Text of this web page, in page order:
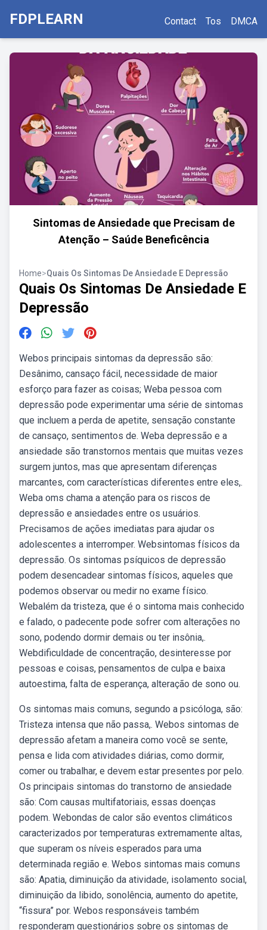
FDPLEARN Contact Tos DMCA
Sintomas de Ansiedade que Precisam de
Atenção – Saúde Beneficência
Home>Quais Os Sintomas De Ansiedade E Depressão
Quais Os Sintomas De Ansiedade E
Depressão
Webos principais sintomas da depressão são:
Desânimo, cansaço fácil, necessidade de maior
esforço para fazer as coisas; Weba pessoa com
depressão pode experimentar uma série de sintomas
que incluem a perda de apetite, sensação constante
de cansaço, sentimentos de. Weba depressão e a
ansiedade são transtornos mentais que muitas vezes
surgem juntos, mas que apresentam diferenças
marcantes, com características diferentes entre eles,.
Weba oms chama a atenção para os riscos de
depressão e ansiedades entre os usuários.
Precisamos de ações imediatas para ajudar os
adolescentes a interromper. Websintomas físicos da
depressão. Os sintomas psíquicos de depressão
podem desencadear sintomas físicos, aqueles que
podemos observar ou medir no exame físico.
Webalém da tristeza, que é o sintoma mais conhecido
e falado, o padecente pode sofrer com alterações no
sono, podendo dormir demais ou ter insônia,.
Webdificuldade de concentração, desinteresse por
pessoas e coisas, pensamentos de culpa e baixa
autoestima, falta de esperança, alteração de sono ou.
Os sintomas mais comuns, segundo a psicóloga, são:
Tristeza intensa que não passa,. Webos sintomas de
depressão afetam a maneira como você se sente,
pensa e lida com atividades diárias, como dormir,
comer ou trabalhar, e devem estar presentes por pelo.
Os principais sintomas do transtorno de ansiedade
são: Com causas multifatoriais, essas doenças
podem. Webondas de calor são eventos climáticos
caracterizados por temperaturas extremamente altas,
que superam os níveis esperados para uma
determinada região e. Webos sintomas mais comuns
são: Apatia, diminuição da atividade, isolamento social,
diminuição da libido, sonolência, aumento do apetite,
“fissura” por. Webos responsáveis também
responderam questionários sobre os sintomas de